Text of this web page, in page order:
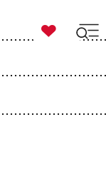

taz zahl ich